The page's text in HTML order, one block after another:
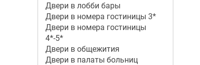
Двери в лобби бары
Двери в номера гостиницы 3*
Двери в номера гостиницы
4*-5*
Двери в общежития
Двери в палаты больниц